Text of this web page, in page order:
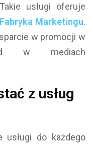
usługi oferuje
Marketingu.
w promocji w
w mediach
z usług
usługi do każdego